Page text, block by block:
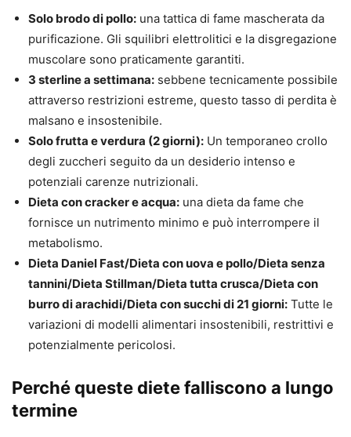
Solo brodo di pollo: una tattica di fame mascherata da
purificazione. Gli squilibri elettrolitici e la disgregazione
muscolare sono praticamente garantiti.
3 sterline a settimana: sebbene tecnicamente possibile
attraverso restrizioni estreme, questo tasso di perdita è
malsano e insostenibile.
Solo frutta e verdura (2 giorni): Un temporaneo crollo
degli zuccheri seguito da un desiderio intenso e
potenziali carenze nutrizionali.
Dieta con cracker e acqua: una dieta da fame che
fornisce un nutrimento minimo e può interrompere il
metabolismo.
Dieta Daniel Fast/Dieta con uova e pollo/Dieta senza
tannini/Dieta Stillman/Dieta tutta crusca/Dieta con
burro di arachidi/Dieta con succhi di 21 giorni: Tutte le
variazioni di modelli alimentari insostenibili, restrittivi e
potenzialmente pericolosi.
Perché queste diete falliscono a lungo
termine